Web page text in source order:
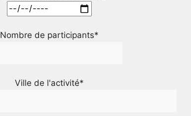
Nombre de participants*
Ville de l'activité*